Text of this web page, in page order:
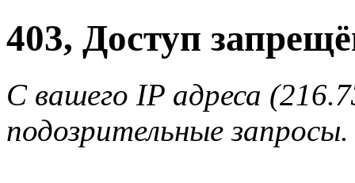
403, Доступ
С вашего IP адреса
подозрительные запросы.